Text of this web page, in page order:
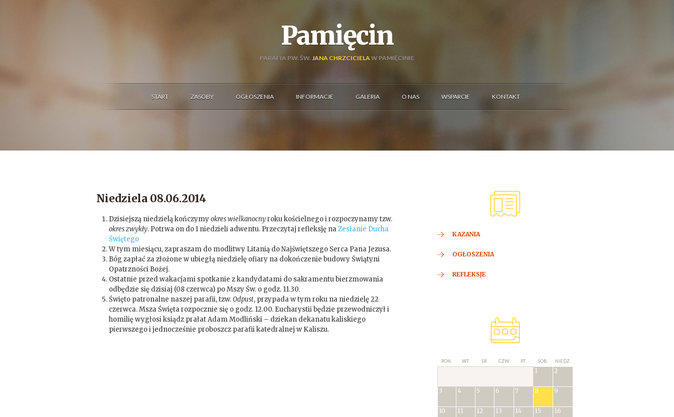
Pamięcin
PARAFIA P.W. ŚW. JANA CHRZCICIELAW PAMIĘCINIE
START ZASOBY OGŁOSZENIA INFORMACJE GALERIA O NAS WSPARCIE KONTAKT
Niedziela 08.06.2014
Dzisiejszą niedzielą kończymyokres wielkanocnyroku kościelnego i rozpoczynamy tzw.
okres zwykły. Potrwa on do I niedzieli adwentu. Przeczytaj refleksję naZesłanie Ducha
Świętego
W tym miesiącu, zapraszam do modlitwy Litanią do Najświętszego Serca Pana Jezusa.
Bóg zapłać za złożone w ubiegłą niedzielę ofiary na dokończenie budowy Świątyni
Opatrzności Bożej.
Ostatnie przed wakacjami spotkanie z kandydatami do sakramentu bierzmowania
odbędzie się dzisiaj (08 czerwca) po Mszy Św. o godz. 11.30.
Święto patronalne naszej parafii, tzw.Odpust, przypada w tym roku na niedzielę 22
czerwca. Msza Święta rozpocznie się o godz. 12.00. Eucharystii będzie przewodniczył i
homilię wygłosi ksiądz prałat Adam Modliński – dziekan dekanatu kaliskiego
pierwszego i jednocześnie proboszcz parafii katedralnej w Kaliszu.
KAZANIA
OGŁOSZENIA
REFLEKSJE
PON. WT. ŚR. CZW. PT. SOB. NIEDZ.
1 2
3 4 5 6 7 8 9
10 11 12 13 14 15 16